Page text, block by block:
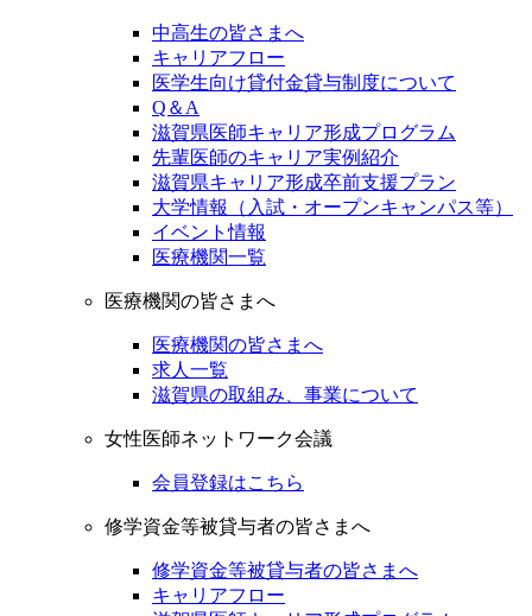
中高生の皆さまへ
キャリアフロー
医学生向け貸付金貸与制度について
Q＆A
滋賀県医師キャリア形成プログラム
先輩医師のキャリア実例紹介
滋賀県キャリア形成卒前支援プラン
大学情報（入試・オープンキャンパス等）
イベント情報
医療機関一覧
医療機関の皆さまへ
医療機関の皆さまへ
求人一覧
滋賀県の取組み、事業について
女性医師ネットワーク会議
会員登録はこちら
修学資金等被貸与者の皆さまへ
修学資金等被貸与者の皆さまへ
キャリアフロー